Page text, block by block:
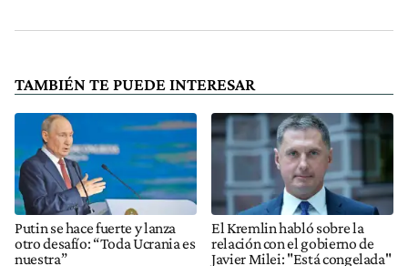
TAMBIÉN TE PUEDE INTERESAR
Putin se hace fuerte y lanza
otro desafío: “Toda Ucrania es
nuestra”
El Kremlin habló sobre la
relación con el gobierno de
Javier Milei: "Está congelada"